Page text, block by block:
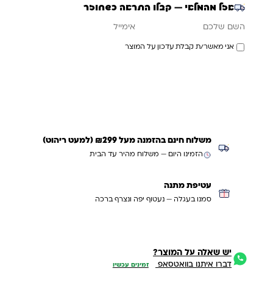
אזל מהמלאי — קבלו התראה כשחוזר
אני מאשר/ת קבלת עדכון על המוצר
משלוח חינם בהזמנה מעל ₪299 (למעט ריהוט)
הזמינו היום — משלוח מהיר עד הבית
עטיפת מתנה
סמנו בעגלה — נעטוף יפה ונצרף ברכה
יש שאלה על המוצר?
דברו איתנו בוואטסאפ זמינים עכשיו